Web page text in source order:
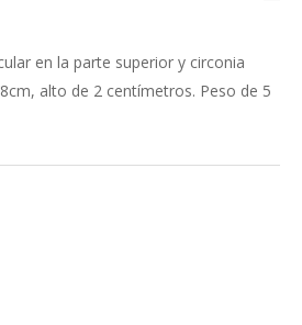
en la parte superior y circonia
alto de 2 centímetros. Peso de 5